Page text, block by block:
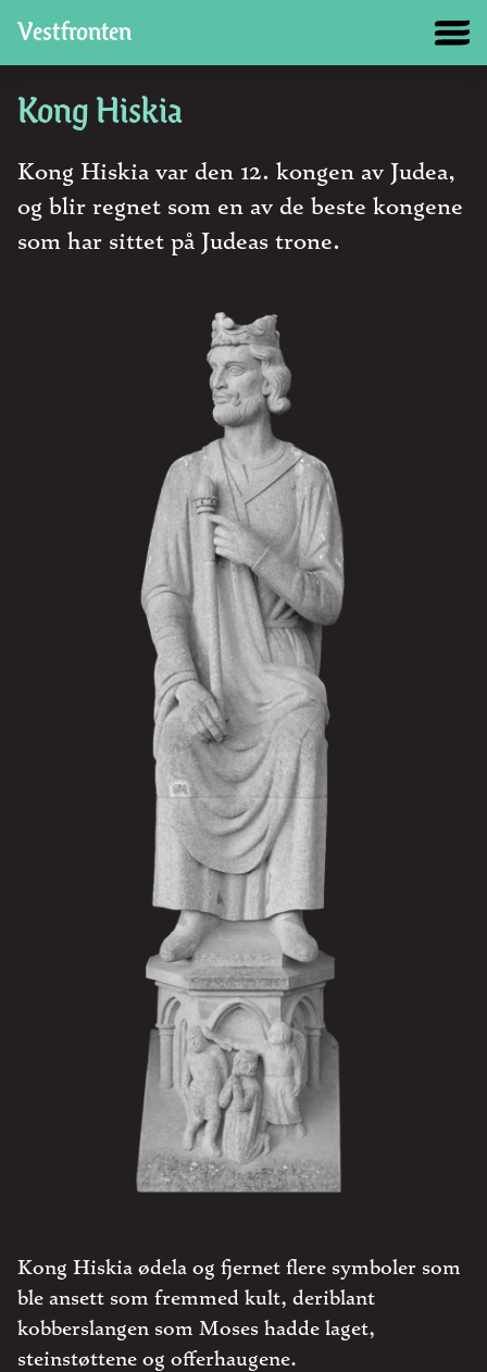
Vestfronten
Kong Hiskia
Kong Hiskia var den 12. kongen av Judea,
og blir regnet som en av de beste kongene
som har sittet på Judeas trone.
Kong Hiskia ødela og fjernet flere symboler som
ble ansett som fremmed kult, deriblant
kobberslangen som Moses hadde laget,
steinstøttene og offerhaugene.